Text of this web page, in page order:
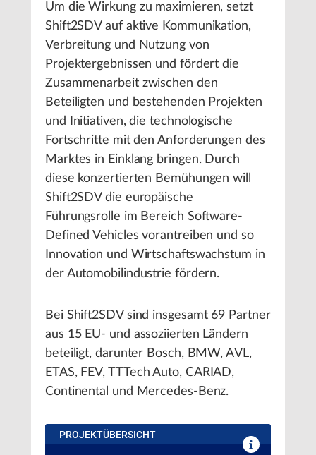
Um die Wirkung zu maximieren, setzt
Shift2SDV auf aktive Kommunikation,
Verbreitung und Nutzung von
Projektergebnissen und fördert die
Zusammenarbeit zwischen den
Beteiligten und bestehenden Projekten
und Initiativen, die technologische
Fortschritte mit den Anforderungen des
Marktes in Einklang bringen. Durch
diese konzertierten Bemühungen will
Shift2SDV die europäische
Führungsrolle im Bereich Software-
Defined Vehicles vorantreiben und so
Innovation und Wirtschaftswachstum in
der Automobilindustrie fördern.
Bei Shift2SDV sind insgesamt 69 Partner
aus 15 EU- und assoziierten Ländern
beteiligt, darunter Bosch, BMW, AVL,
ETAS, FEV, TTTech Auto, CARIAD,
Continental und Mercedes-Benz.
PROJEKTÜBERSICHT